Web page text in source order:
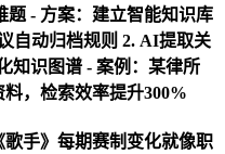
题 - 方案：建立智能知识库
自动归档规则 2. AI提取关
知识图谱 - 案例：某律所
料，检索效率提升300%
歌手》每期赛制变化就像职